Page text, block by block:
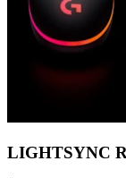
LIGHTSYNC